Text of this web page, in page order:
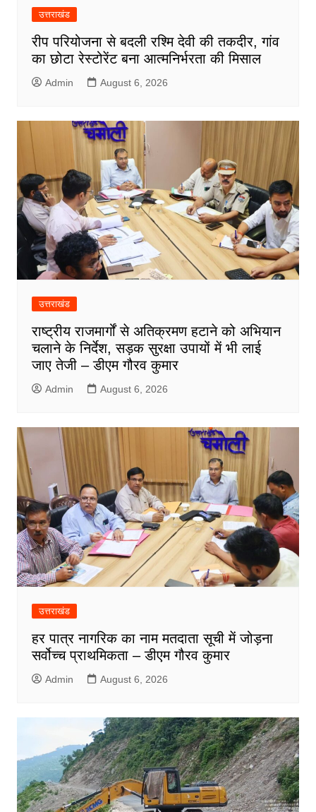
उत्तराखंड
रीप परियोजना से बदली रश्मि देवी की तकदीर, गांव
का छोटा रेस्टोरेंट बना आत्मनिर्भरता की मिसाल
Admin August 6, 2026
उत्तराखंड
राष्ट्रीय राजमार्गों से अतिक्रमण हटाने को अभियान
चलाने के निर्देश, सड़क सुरक्षा उपायों में भी लाई
जाए तेजी – डीएम गौरव कुमार
Admin August 6, 2026
उत्तराखंड
हर पात्र नागरिक का नाम मतदाता सूची में जोड़ना
सर्वोच्च प्राथमिकता – डीएम गौरव कुमार
Admin August 6, 2026